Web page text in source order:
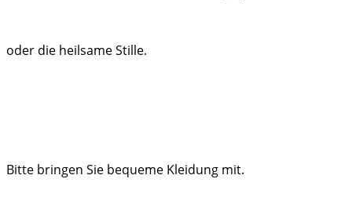
oder die heilsame Stille.
Bitte bringen Sie bequeme Kleidung mit.